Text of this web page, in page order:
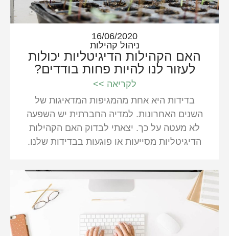
16/06/2020
ניהול קהילות
האם הקהילות הדיגיטליות יכולות
לעזור לנו להיות פחות בודדים?
בדידות היא אחת מהמגיפות המדאיגות של
השנים האחרונות. למדיה החברתית יש השפעה
לא מעטה על כך. יצאתי לבדוק האם הקהילות
הדיגיטליות מסייעות או פוגעות בבדידות שלנו.
לקריאה >>